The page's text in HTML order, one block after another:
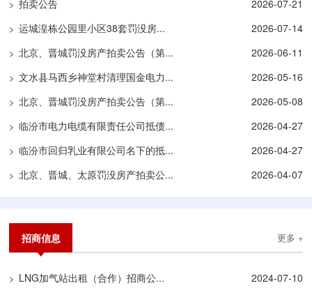
> 拍卖公告 2026-07-21
> 运城湟栋公园里小区38套罚没房... 2026-07-14
> 北京、晋城罚没房产拍卖公告（第... 2026-06-11
> 文水县马西乡神堂村清理国金电力... 2026-05-16
> 北京、晋城罚没房产拍卖公告（第... 2026-05-08
> 临汾市电力电缆有限责任公司抵债... 2026-04-27
> 临汾市回归乳业有限公司名下的抵... 2026-04-27
> 北京、晋城、太原罚没房产拍卖公... 2026-04-07
招商信息 更多 +
> LNG加气站出租（合作）招商公... 2024-07-10